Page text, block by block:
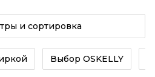
заказа – PRADA Женское от
доставкой по России.
тоже! Винтажные изделия
новых коллекций –
в приложении OSKELLY с
и сортировка
Выбор OSKELLY